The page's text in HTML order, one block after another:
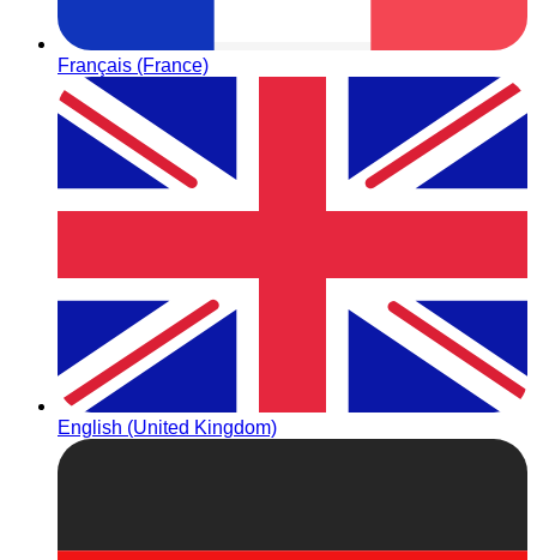
Français (France)
English (United Kingdom)